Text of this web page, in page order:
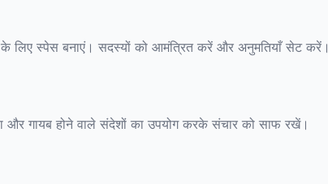
के लिए स्पेस बनाएं। सदस्यों को आमंत्रित करें और अनुमतियाँ सेट करें।
और गायब होने वाले संदेशों का उपयोग करके संचार को साफ रखें।